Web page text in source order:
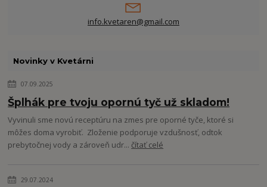
info.kvetaren@gmail.com
Novinky v Kvetárni
07.09.2025
Šplhák pre tvoju opornú tyč už skladom!
Vyvinuli sme novú receptúru na zmes pre oporné tyče, ktoré si
môžes doma vyrobiť. Zloženie podporuje vzdušnosť, odtok
prebytočnej vody a zároveň udr... čítať celé
29.07.2024